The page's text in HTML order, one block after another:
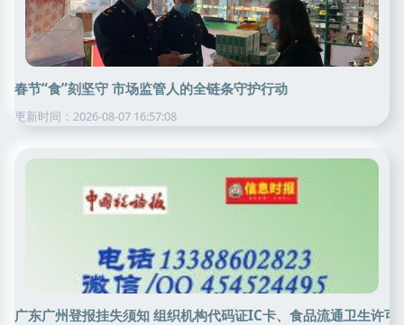
春节“食”刻坚守 市场监管人的全链条守护行动
更新时间：2026-08-07 16:57:08
广东广州登报挂失须知 组织机构代码证IC卡、食品流通卫生许